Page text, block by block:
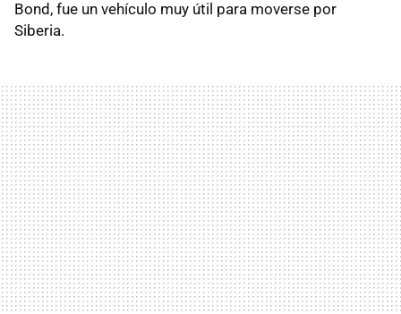
Bond, fue un vehículo muy útil para moverse por
Siberia.